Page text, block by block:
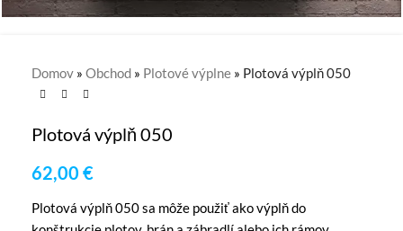
Domov » Obchod » Plotové výplne » Plotová výplň 050
Plotová výplň 050
62,00 €
Plotová výplň 050 sa môže použiť ako výplň do